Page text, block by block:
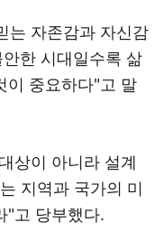
는 자존감과 자신감
한 시대일수록 삶
이 중요하다"고 말
상이 아니라 설계
지역과 국가의 미
"고 당부했다.